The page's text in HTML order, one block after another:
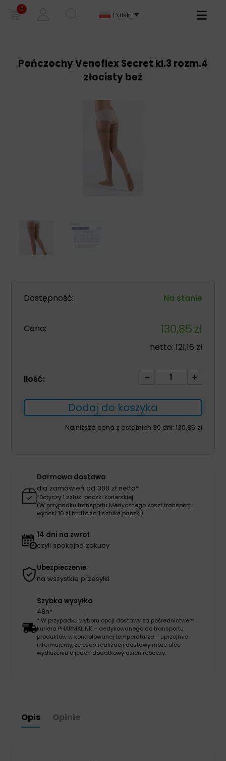
0
Polski
Primary
Pończochy Venoflex Secret kl.3 rozm.4
złocisty beż
Dostępność: Na stanie
Cena: 130,85zł
netto: 121,16 zł
Ilość:
ilość
Venoflex
Secret
kl.3
Dodaj do koszyka
Najniższa cena z ostatnich 30 dni: 130,85 zł
Darmowa dostawa
dla zamówień od 300 zł netto*
*Dotyczy 1 sztuki paczki kurierskiej
(W przypadku transportu Medycznego koszt transportu
wynosi 16 zł brutto za 1 sztukę paczki)
14 dni na zwrot
czyli spokojne zakupy
Ubezpieczenie
na wszystkie przesyłki
Szybka wysyłka
48h*
* W przypadku wyboru opcji dostawy za pośrednictwem
kuriera PHARMALINK – dedykowanego do transportu
produktów w kontrolowanej temperaturze – uprzejmie
informujemy, że czas realizacji dostawy może ulec
wydłużeniu o jeden dodatkowy dzień roboczy.
Opis Opinie